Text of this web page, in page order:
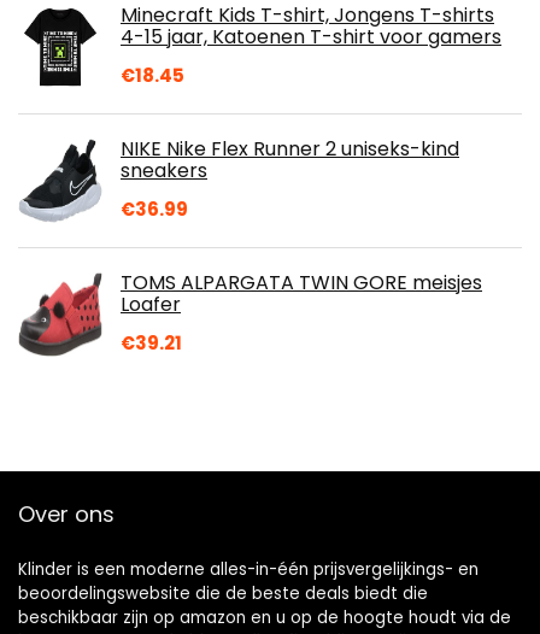
Minecraft Kids T-shirt, Jongens T-shirts
4-15 jaar, Katoenen T-shirt voor gamers
€18.45
NIKE Nike Flex Runner 2 uniseks-kind
sneakers
€36.99
TOMS ALPARGATA TWIN GORE meisjes
Loafer
€39.21
Over ons
Klinder is een moderne alles-in-één prijsvergelijkings- en
beoordelingswebsite die de beste deals biedt die
beschikbaar zijn op amazon en u op de hoogte houdt via de